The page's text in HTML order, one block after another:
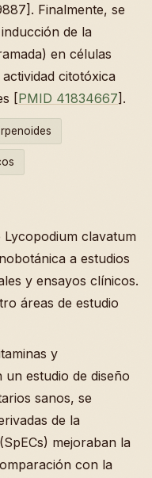
Finalmente, se
de la
en células
citotóxica
[PMID 41834667].
clavatum
a estudios
y ensayos clínicos.
áreas de estudio
y
un estudio de diseño
sanos, se
de la
mejoraban la
con la